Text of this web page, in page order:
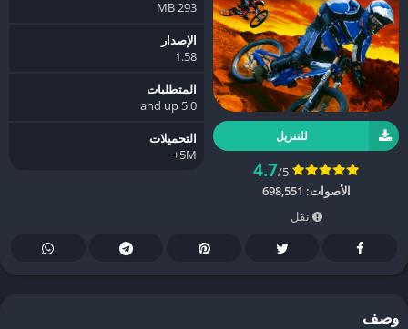
للتنزيل
4.7/5
الأصوات: 698,551
نقل
293 MB
الإصدار
1.58
المتطلبات
5.0 and up
التحميلات
5M+
وصف